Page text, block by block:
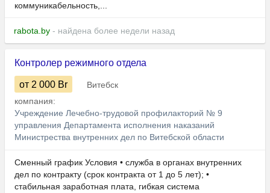
коммуникабельность,...
rabota.by - найдена более недели назад
Контролер режимного отдела
от 2 000 Br
Витебск
компания:
Учреждение Лечебно-трудовой профилакторий № 9
управления Департамента исполнения наказаний
Министрества внутренних дел по Витебской области
Сменный график Условия • служба в органах внутренних
дел по контракту (срок контракта от 1 до 5 лет); •
стабильная заработная плата, гибкая система